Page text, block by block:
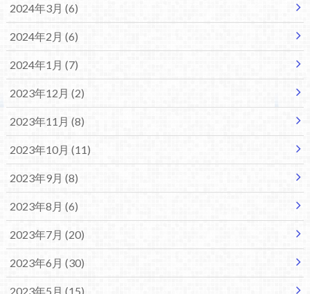
2024年3月 (6)
2024年2月 (6)
2024年1月 (7)
2023年12月 (2)
2023年11月 (8)
2023年10月 (11)
2023年9月 (8)
2023年8月 (6)
2023年7月 (20)
2023年6月 (30)
2023年5月 (15)